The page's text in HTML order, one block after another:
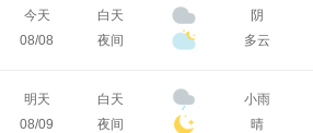
今天 白天 阴
08/08
夜间 多云
明天 白天 小雨
08/09
夜间 晴